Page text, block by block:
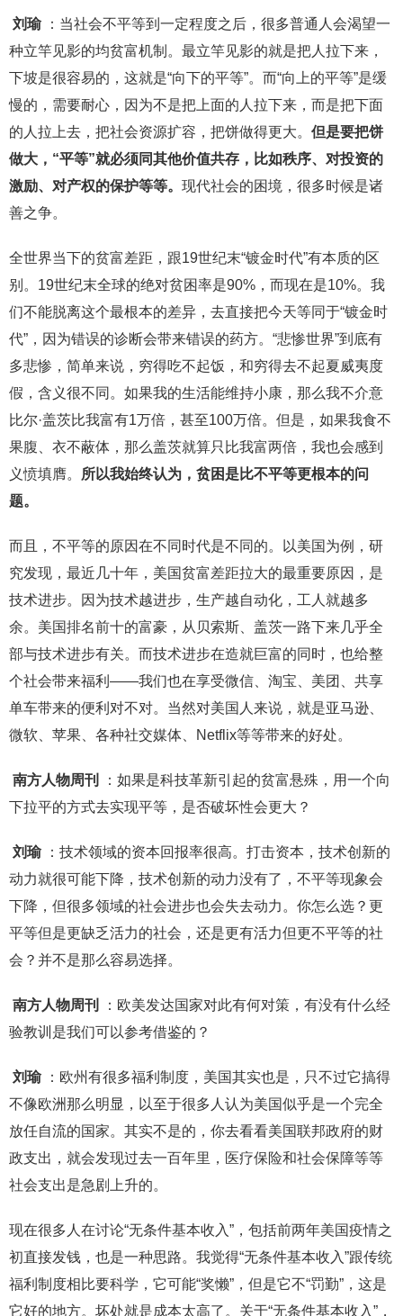
刘瑜
：当社会不平等到一定程度之后，很多普通人会渴望一
种立竿见影的均贫富机制。最立竿见影的就是把人拉下来，
下坡是很容易的，这就是“向下的平等”。而“向上的平等”是缓
慢的，需要耐心，因为不是把上面的人拉下来，而是把下面
的人拉上去，把社会资源扩容，把饼做得更大。 但是要把饼
做大，“平等”就必须同其他价值共存，比如秩序、对投资的
激励、对产权的保护等等。 现代社会的困境，很多时候是诸
善之争。
全世界当下的贫富差距，跟19世纪末“镀金时代”有本质的区
别。19世纪末全球的绝对贫困率是90%，而现在是10%。我
们不能脱离这个最根本的差异，去直接把今天等同于“镀金时
代”，因为错误的诊断会带来错误的药方。“悲惨世界”到底有
多悲惨，简单来说，穷得吃不起饭，和穷得去不起夏威夷度
假，含义很不同。如果我的生活能维持小康，那么我不介意
比尔·盖茨比我富有1万倍，甚至100万倍。但是，如果我食不
果腹、衣不蔽体，那么盖茨就算只比我富两倍，我也会感到
义愤填膺。
所以我始终认为，贫困是比不平等更根本的问
题。
而且，不平等的原因在不同时代是不同的。以美国为例，研
究发现，最近几十年，美国贫富差距拉大的最重要原因，是
技术进步。因为技术越进步，生产越自动化，工人就越多
余。美国排名前十的富豪，从贝索斯、盖茨一路下来几乎全
部与技术进步有关。而技术进步在造就巨富的同时，也给整
个社会带来福利——我们也在享受微信、淘宝、美团、共享
单车带来的便利对不对。当然对美国人来说，就是亚马逊、
微软、苹果、各种社交媒体、Netflix等等带来的好处。
南方人物周刊
：如果是科技革新引起的贫富悬殊，用一个向
下拉平的方式去实现平等，是否破坏性会更大？
刘瑜
：技术领域的资本回报率很高。打击资本，技术创新的
动力就很可能下降，技术创新的动力没有了，不平等现象会
下降，但很多领域的社会进步也会失去动力。你怎么选？更
平等但是更缺乏活力的社会，还是更有活力但更不平等的社
会？并不是那么容易选择。
南方人物周刊
：欧美发达国家对此有何对策，有没有什么经
验教训是我们可以参考借鉴的？
刘瑜
：欧州有很多福利制度，美国其实也是，只不过它搞得
不像欧洲那么明显，以至于很多人认为美国似乎是一个完全
放任自流的国家。其实不是的，你去看看美国联邦政府的财
政支出，就会发现过去一百年里，医疗保险和社会保障等等
社会支出是急剧上升的。
现在很多人在讨论“无条件基本收入”，包括前两年美国疫情之
初直接发钱，也是一种思路。我觉得“无条件基本收入”跟传统
福利制度相比要科学，它可能“奖懒”，但是它不“罚勤”，这是
它好的地方。坏处就是成本太高了。关于“无条件基本收入”，